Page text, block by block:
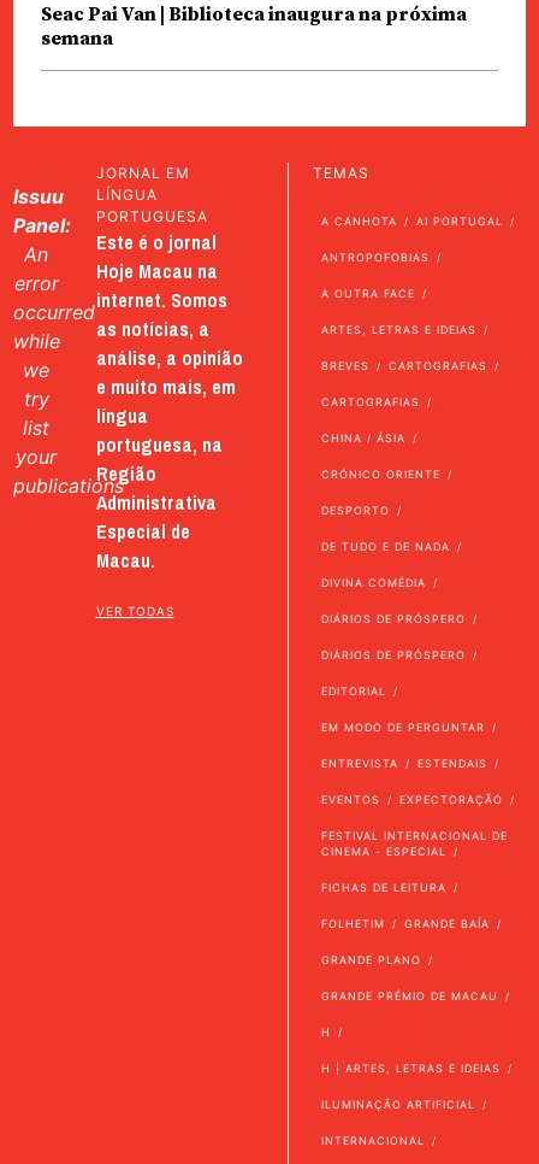
Seac Pai Van | Biblioteca inaugura na próxima
semana
Issuu
Panel:
An
error
occurred
while
we
try
list
your
publications
JORNAL EM
LÍNGUA
PORTUGUESA
Este é o jornal
Hoje Macau na
internet. Somos
as notícias, a
análise, a opinião
e muito mais, em
língua
portuguesa, na
Região
Administrativa
Especial de
Macau.
VER TODAS
TEMAS
A CANHOTA AI PORTUGAL
ANTROPOFOBIAS
A OUTRA FACE
ARTES, LETRAS E IDEIAS
BREVES CARTOGRAFIAS
CARTOGRAFIAS
CHINA / ÁSIA
CRÓNICO ORIENTE
DESPORTO
DE TUDO E DE NADA
DIVINA COMÉDIA
DIÁRIOS DE PRÓSPERO
DIÁRIOS DE PRÓSPERO
EDITORIAL
EM MODO DE PERGUNTAR
ENTREVISTA ESTENDAIS
EVENTOS EXPECTORAÇÃO
FESTIVAL INTERNACIONAL DE
CINEMA - ESPECIAL
FICHAS DE LEITURA
FOLHETIM GRANDE BAÍA
GRANDE PLANO
GRANDE PRÉMIO DE MACAU
H
H | ARTES, LETRAS E IDEIAS
ILUMINAÇÃO ARTIFICIAL
INTERNACIONAL